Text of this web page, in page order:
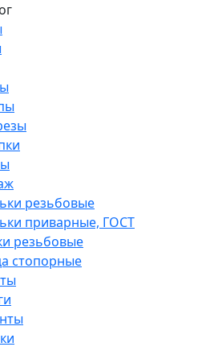
резьбовые
приварные, ГОСТ
резьбовые
стопорные